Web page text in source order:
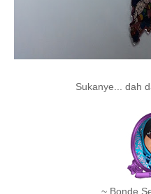
Sukanye... dah
~ Bonde